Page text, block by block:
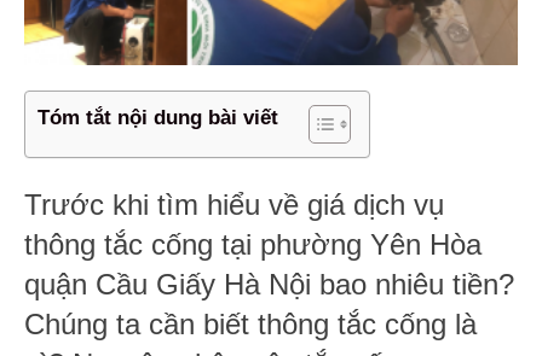
Tóm tắt nội dung bài viết
Trước khi tìm hiểu về giá dịch vụ
thông tắc cống tại phường Yên Hòa
quận Cầu Giấy Hà Nội bao nhiêu tiền?
Chúng ta cần biết thông tắc cống là